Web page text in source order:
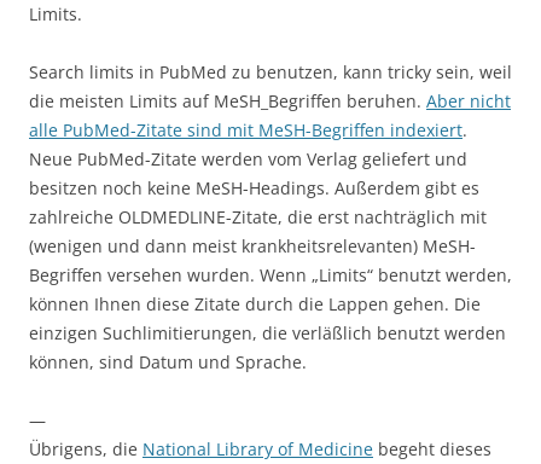
Limits.
Search limits in PubMed zu benutzen, kann tricky sein, weil
die meisten Limits auf MeSH_Begriffen beruhen. Aber nicht
alle PubMed-Zitate sind mit MeSH-Begriffen indexiert.
Neue PubMed-Zitate werden vom Verlag geliefert und
besitzen noch keine MeSH-Headings. Außerdem gibt es
zahlreiche OLDMEDLINE-Zitate, die erst nachträglich mit
(wenigen und dann meist krankheitsrelevanten) MeSH-
Begriffen versehen wurden. Wenn „Limits“ benutzt werden,
können Ihnen diese Zitate durch die Lappen gehen. Die
einzigen Suchlimitierungen, die verläßlich benutzt werden
können, sind Datum und Sprache.
—
Übrigens, die National Library of Medicine begeht dieses